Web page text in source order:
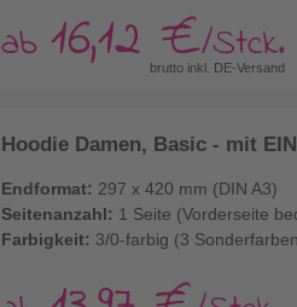
ab 16,12 €/Stck.
brutto inkl. DE-Versand
Hoodie Damen, Basic - mit
Endformat: 297 x 420 mm (DIN A3)
Seitenanzahl: 1 Seite (Vorderseite
Farbigkeit: 3/0-farbig (3